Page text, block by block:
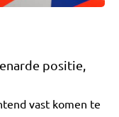
positie,
vast komen te